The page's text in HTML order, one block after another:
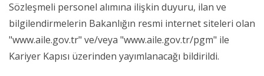
Sözleşmeli personel alımına ilişkin duyuru, ilan ve
bilgilendirmelerin Bakanlığın resmi internet siteleri olan
"www.aile.gov.tr" ve/veya "www.aile.gov.tr/pgm" ile
Kariyer Kapısı üzerinden yayımlanacağı bildirildi.